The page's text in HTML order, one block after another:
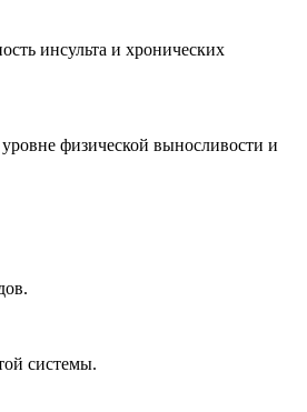
инсульта и хронических
физической выносливости и
системы.